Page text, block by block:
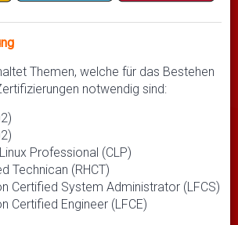
Themen, welche für das Bestehen
notwendig sind:
Professional (CLP)
Technican (RHCT)
Certified System Administrator (LFCS)
Certified Engineer (LFCE)